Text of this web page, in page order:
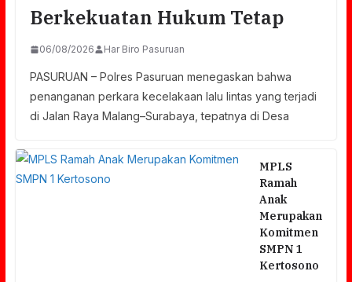
Berkekuatan Hukum Tetap
06/08/2026 Har Biro Pasuruan
PASURUAN – Polres Pasuruan menegaskan bahwa
penanganan perkara kecelakaan lalu lintas yang terjadi
di Jalan Raya Malang–Surabaya, tepatnya di Desa
MPLS
Ramah
Anak
Merupakan
Komitmen
SMPN 1
Kertosono